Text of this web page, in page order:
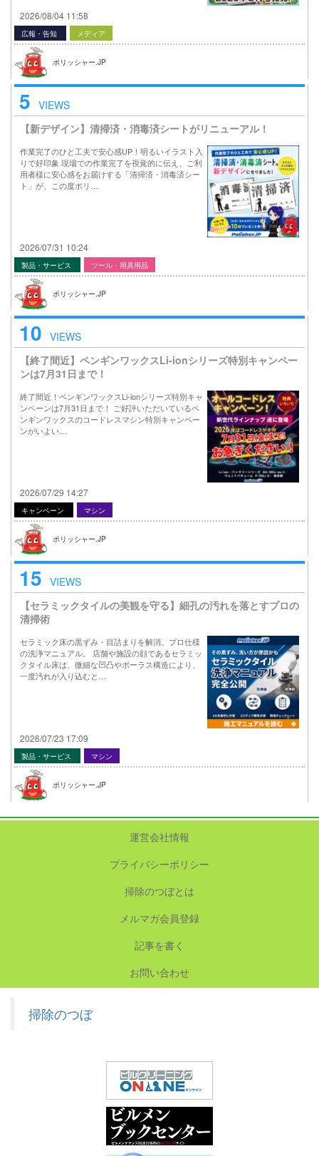
2026/08/04 11:58
広報・告知 メディア
ポリッシャー.JP
5 VIEWS
【新デザイン】清掃済・消毒済シートがリニューアル！
作業完了のひと工夫で安心感UP！明るいイラスト入
りで好印象 現場での作業完了を視覚的に伝え、ご利
用者様に安心感をお届けする「清掃済・消毒済シー
ト」が、この度ポリ…
2026/07/31 10:24
製品・サービス ツール・用具用品
ポリッシャー.JP
10 VIEWS
【終了間近】ペンギンワックスLi-ionシリーズ特別キャンペー
ンは7月31日まで！
終了間近！ペンギンワックスLi-ionシリーズ特別キャ
ンペーンは7月31日まで！ ご好評いただいているペ
ンギンワックスのコードレスマシン特別キャンペー
ンがいよい…
2026/07/29 14:27
キャンペーン マシン
ポリッシャー.JP
15 VIEWS
【セラミックタイルの美観を守る】細孔の汚れを落とすプロの
清掃術
セラミック床の黒ずみ・目詰まりを解消。プロ仕様
の洗浄マニュアル。 店舗や施設の顔であるセラミッ
クタイル床は、微細な凹凸やポーラス構造により、
一度汚れが入り込むと…
2026/07/23 17:09
製品・サービス マシン
ポリッシャー.JP
運営会社情報
プライバシーポリシー
掃除のつぼとは
メルマガ会員登録
記事を書く
お問い合わせ
掃除のつぼ